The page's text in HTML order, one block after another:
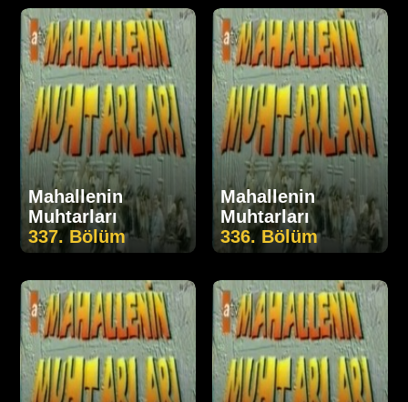
Mahallenin
Muhtarları
337. Bölüm
Mahallenin
Muhtarları
336. Bölüm